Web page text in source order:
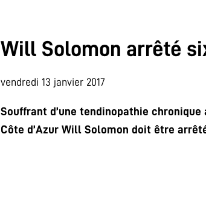
Will Solomon arrêté
vendredi 13 janvier 2017
Souffrant d’une tendinopathie
Côte d’Azur Will Solomon doit être